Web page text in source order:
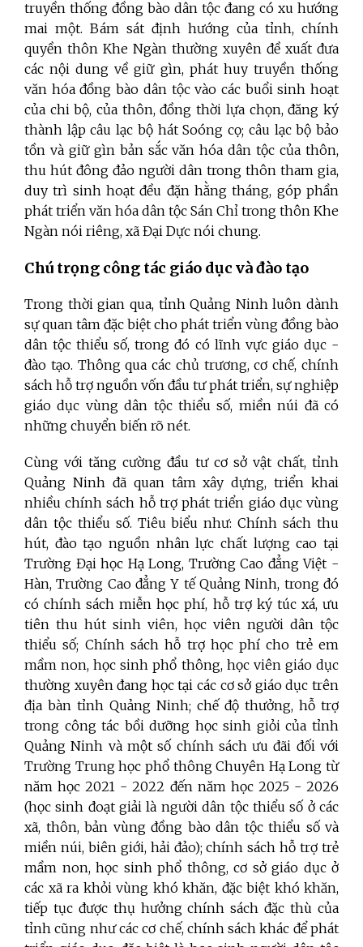
truyền thống đồng bào dân tộc đang có xu hướng
mai một. Bám sát định hướng của tỉnh, chính
quyền thôn Khe Ngàn thường xuyên đề xuất đưa
các nội dung về giữ gìn, phát huy truyền thống
văn hóa đồng bào dân tộc vào các buổi sinh hoạt
của chi bộ, của thôn, đồng thời lựa chọn, đăng ký
thành lập câu lạc bộ hát Soóng cọ; câu lạc bộ bảo
tồn và giữ gìn bản sắc văn hóa dân tộc của thôn,
thu hút đông đảo người dân trong thôn tham gia,
duy trì sinh hoạt đều đặn hằng tháng, góp phần
phát triển văn hóa dân tộc Sán Chỉ trong thôn Khe
Ngàn nói riêng, xã Đại Dực nói chung.
Chú trọng công tác giáo dục và đào tạo
Trong thời gian qua, tỉnh Quảng Ninh luôn dành
sự quan tâm đặc biệt cho phát triển vùng đồng bào
dân tộc thiểu số, trong đó có lĩnh vực giáo dục -
đào tạo. Thông qua các chủ trương, cơ chế, chính
sách hỗ trợ nguồn vốn đầu tư phát triển, sự nghiệp
giáo dục vùng dân tộc thiểu số, miền núi đã có
những chuyển biến rõ nét.
Cùng với tăng cường đầu tư cơ sở vật chất, tỉnh
Quảng Ninh đã quan tâm xây dựng, triển khai
nhiều chính sách hỗ trợ phát triển giáo dục vùng
dân tộc thiểu số. Tiêu biểu như: Chính sách thu
hút, đào tạo nguồn nhân lực chất lượng cao tại
Trường Đại học Hạ Long, Trường Cao đẳng Việt -
Hàn, Trường Cao đẳng Y tế Quảng Ninh, trong đó
có chính sách miễn học phí, hỗ trợ ký túc xá, ưu
tiên thu hút sinh viên, học viên người dân tộc
thiểu số; Chính sách hỗ trợ học phí cho trẻ em
mầm non, học sinh phổ thông, học viên giáo dục
thường xuyên đang học tại các cơ sở giáo dục trên
địa bàn tỉnh Quảng Ninh; chế độ thưởng, hỗ trợ
trong công tác bồi dưỡng học sinh giỏi của tỉnh
Quảng Ninh và một số chính sách ưu đãi đối với
Trường Trung học phổ thông Chuyên Hạ Long từ
năm học 2021 - 2022 đến năm học 2025 - 2026
(học sinh đoạt giải là người dân tộc thiểu số ở các
xã, thôn, bản vùng đồng bào dân tộc thiểu số và
miền núi, biên giới, hải đảo); chính sách hỗ trợ trẻ
mầm non, học sinh phổ thông, cơ sở giáo dục ở
các xã ra khỏi vùng khó khăn, đặc biệt khó khăn,
tiếp tục được thụ hưởng chính sách đặc thù của
tỉnh cũng như các cơ chế, chính sách khác để phát